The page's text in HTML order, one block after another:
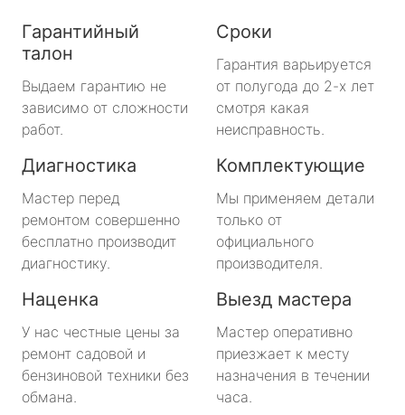
Гарантийный
талон
Выдаем гарантию не
зависимо от сложности
работ.
Сроки
Гарантия варьируется
от полугода до 2-х лет
смотря какая
неисправность.
Диагностика
Мастер перед
ремонтом совершенно
бесплатно производит
диагностику.
Комплектующие
Мы применяем детали
только от
официального
производителя.
Наценка
У нас честные цены за
ремонт садовой и
бензиновой техники без
обмана.
Выезд мастера
Мастер оперативно
приезжает к месту
назначения в течении
часа.